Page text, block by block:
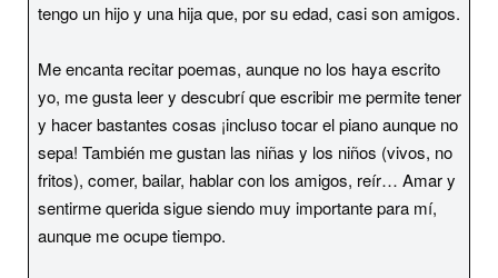
tengo un hijo y una hija que, por su edad, casi son amigos.
Me encanta recitar poemas, aunque no los haya escrito
yo, me gusta leer y descubrí que escribir me permite tener
y hacer bastantes cosas ¡incluso tocar el piano aunque no
sepa! También me gustan las niñas y los niños (vivos, no
fritos), comer, bailar, hablar con los amigos, reír… Amar y
sentirme querida sigue siendo muy importante para mí,
aunque me ocupe tiempo.